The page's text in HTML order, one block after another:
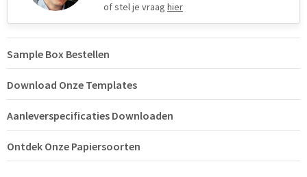
of stel je vraag hier
Sample Box Bestellen
Download Onze Templates
Aanleverspecificaties Downloaden
Ontdek Onze Papiersoorten